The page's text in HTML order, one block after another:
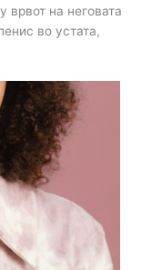
врвот на неговата
во устата,